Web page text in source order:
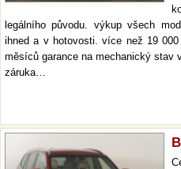
legálního původu. výkup všech
ihned a v hotovosti. více než 19
měsíců garance na mechanický stav
záruka…